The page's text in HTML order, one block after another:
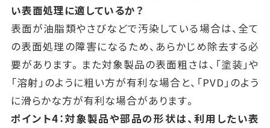
い表面処理に適しているか？
表面が油脂類やさびなどで汚染している場合は、全て
の表面処理の障害になるため、あらかじめ除去する必
要があります。また対象製品の表面粗さは、「塗装」や
「溶射」のように粗い方が有利な場合と、「PVD」のよう
に滑らかな方が有利な場合があります。
ポイント4：対象製品や部品の形状は、利用したい表